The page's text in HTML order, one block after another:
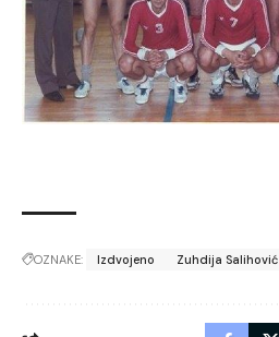
OZNAKE: Izdvojeno Zuhdija Salihović